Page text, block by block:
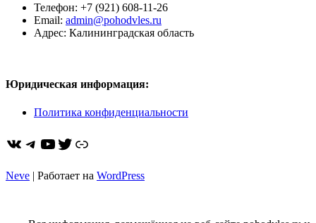
Телефон: +7 (921) 608-11-26
Email: admin@pohodvles.ru
Адрес: Калининградская область
Юридическая информация:
Политика конфиденциальности
ВКонтакте
Telegram
YouTube
Twitter
https://dzen.ru/pohodvles
Neve | Работает на WordPress